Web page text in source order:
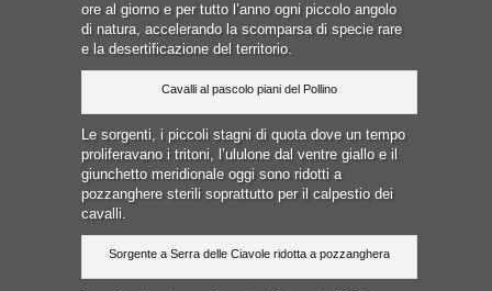
ore al giorno e per tutto l’anno ogni piccolo angolo
di natura, accelerando la scomparsa di specie rare
e la desertificazione del territorio.
Cavalli al pascolo piani del Pollino
Le sorgenti, i piccoli stagni di quota dove un tempo
proliferavano i tritoni, l’ululone dal ventre giallo e il
giunchetto meridionale oggi sono ridotti a
pozzanghere sterili soprattutto per il calpestio dei
cavalli.
Sorgente a Serra delle Ciavole ridotta a pozzanghera